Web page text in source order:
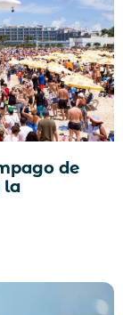
de
la